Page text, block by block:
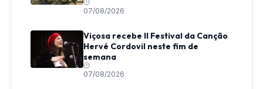
07/08/2026
Viçosa recebe II Festival da Canção
Hervé Cordovil neste fim de
semana
07/08/2026